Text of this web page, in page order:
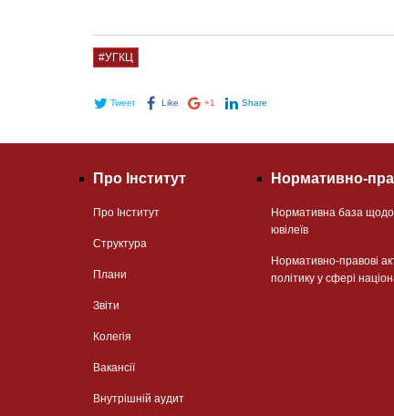
#УГКЦ
Tweet Like +1 Share
Про Інститут
Про Інститут
Структура
Плани
Звіти
Колегія
Вакансії
Внутрішній аудит
Нормативно-
Нормативна база
ювілеїв
Нормативно-правові
політику у сфері